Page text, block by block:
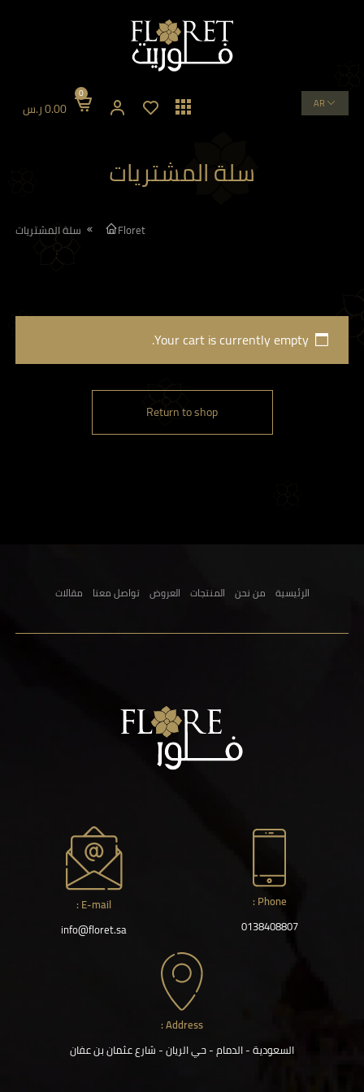
0
0.00ر.س
سلة المشتريات
Floret سلة المشتريات
Your cart is currently empty.
Return to shop
الرئيسية من نحن المنتجات العروض تواصل معنا مقالات
Phone :
0138408807
E-mail :
info@floret.sa
Address :
السعودية - الدمام - حي الريان - شارع عثمان بن عفان